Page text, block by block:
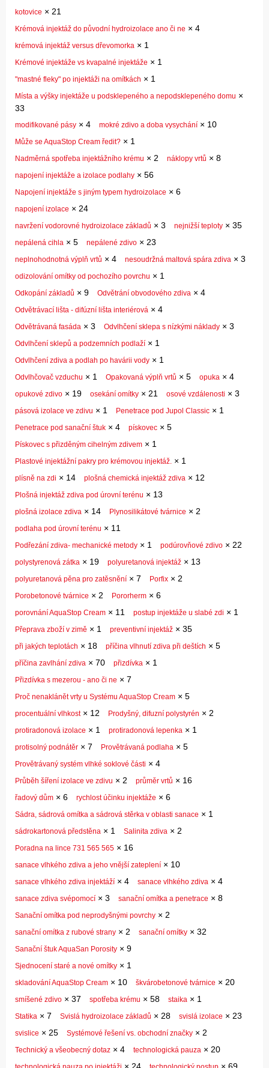
kotovice × 21
Krémová injektáž do původní hydroizolace ano či ne × 4
krémová injektáž versus dřevomorka × 1
Krémové injektáže vs kvapalné injektáže × 1
"mastné fleky" po injektáži na omítkách × 1
Místa a výšky injektáže u podsklepeného a nepodsklepeného domu ×
33
modifikované pásy × 4 mokré zdivo a doba vysychání × 10
Může se AquaStop Cream ředit? × 1
Nadměrná spotřeba injektážního krému × 2 náklopy vrtů × 8
napojení injektáže a izolace podlahy × 56
Napojení injektáže s jiným typem hydroizolace × 6
napojení izolace × 24
navržení vodorovné hydroizolace základů × 3 nejnižší teploty × 35
nepálená cihla × 5 nepálené zdivo × 23
neplnohodnotná výplň vrtů × 4 nesoudržná maltová spára zdiva × 3
odizolování omítky od pochozího povrchu × 1
Odkopání základů × 9 Odvětrání obvodového zdiva × 4
Odvětrávací lišta - difúzní lišta interiérová × 4
Odvětrávaná fasáda × 3 Odvlhčení sklepa s nízkými náklady × 3
Odvlhčení sklepů a podzemních podlaží × 1
Odvlhčení zdiva a podlah po havárii vody × 1
Odvlhčovač vzduchu × 1 Opakovaná výplň vrtů × 5 opuka × 4
opukové zdivo × 19 osekání omítky × 21 osové vzdálenosti × 3
pásová izolace ve zdivu × 1 Penetrace pod Jupol Classic × 1
Penetrace pod sanační štuk × 4 pískovec × 5
Pískovec s přizděným cihelným zdivem × 1
Plastové injektážní pakry pro krémovou injektáž. × 1
plísně na zdi × 14 plošná chemická injektáž zdiva × 12
Plošná injektáž zdiva pod úrovní terénu × 13
plošná izolace zdiva × 14 Plynosilikátové tvárnice × 2
podlaha pod úrovní terénu × 11
Podřezání zdiva- mechanické metody × 1 podúrovňové zdivo × 22
polystyrenová zátka × 19 polyuretanová injektáž × 13
polyuretanová pěna pro zatěsnění × 7 Porfix × 2
Porobetonové tvárnice × 2 Pororherm × 6
porovnání AquaStop Cream × 11 postup injektáže u slabé zdi × 1
Přeprava zboží v zimě × 1 preventivní injektáž × 35
při jakých teplotách × 18 příčina vlhnutí zdiva při deštích × 5
příčina zavlhání zdiva × 70 přizdívka × 1
Přizdívka s mezerou - ano či ne × 7
Proč nenaklánět vrty u Systému AquaStop Cream × 5
procentuální vlhkost× 12 Prodyšný, difuzní polystyrén × 2
protiradonová izolace × 1 protiradonová lepenka × 1
protisolný podnátěr × 7 Provětrávaná podlaha × 5
Provětrávaný systém vlhké soklové části × 4
Průběh šíření izolace ve zdivu × 2 průměr vrtů × 16
řadový dům × 6 rychlost účinku injektáže × 6
Sádra, sádrová omítka a sádrová stěrka v oblasti sanace × 1
sádrokartonová předstěna × 1 Salinita zdiva × 2
Poradna na lince 731 565 565 × 16
sanace vlhkého zdiva a jeho vnější zateplení × 10
sanace vlhkého zdiva injektáží × 4 sanace vlhkého zdiva × 4
sanace zdiva svépomocí × 3 sanační omítka a penetrace × 8
Sanační omítka pod neprodyšnými povrchy × 2
sanační omítka z rubové strany × 2 sanační omítky × 32
Sanační štuk AquaSan Porosity × 9
Sjednocení staré a nové omítky × 1
skladování AquaStop Cream × 10 škvárobetonové tvárnice × 20
smíšené zdivo × 37 spotřeba krému × 58 staika × 1
Statika × 7 Svislá hydroizolace základů × 28 svislá izolace × 23
svislice × 25 Systémové řešení vs. obchodní značky × 2
Technický a všeobecný dotaz × 4 technologická pauza × 20
× 24 × 69